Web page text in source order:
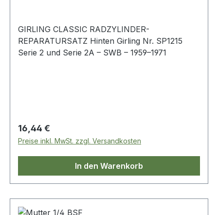
GIRLING CLASSIC RADZYLINDER-
REPARATURSATZ Hinten Girling Nr. SP1215
Serie 2 und Serie 2A – SWB – 1959–1971
Regulärer Preis:
16,44 €
Preise inkl. MwSt. zzgl. Versandkosten
In den Warenkorb